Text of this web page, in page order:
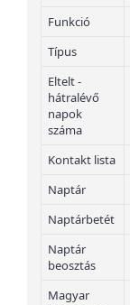
Funkció
Típus
Eltelt -
hátralévő
napok
száma
Kontakt lista
Naptár
Naptárbetét
Naptár
beosztás
Magyar